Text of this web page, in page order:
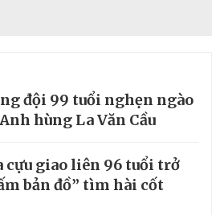
đội 99 tuổi nghẹn ngào
hùng La Văn Cầu
cựu giao liên 96 tuổi trở
bản đồ” tìm hài cốt